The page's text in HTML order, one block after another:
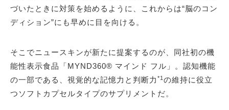
づいたときに対策を始めるように、これからは“脳のコン
ディション”にも早めに目を向ける。
そこでニュースキンが新たに提案するのが、同社初の機
能性表示食品「MYND360® マインド フル」。認知機能
の一部である、視覚的な記憶力と判断力 *1 の維持に役立
つソフトカプセルタイプのサプリメントだ。